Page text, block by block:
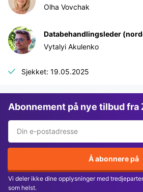
Olha Vovchak
Databehandlingsleder
Vytalyi Akulenko
Sjekket: 19.05.2025
Abonnement på nye tilbud fra
Å abonnere på
Vi deler ikke dine opplysninger med
som helst.